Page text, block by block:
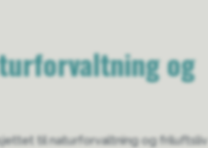
og
til naturforvaltning og friluftsliv